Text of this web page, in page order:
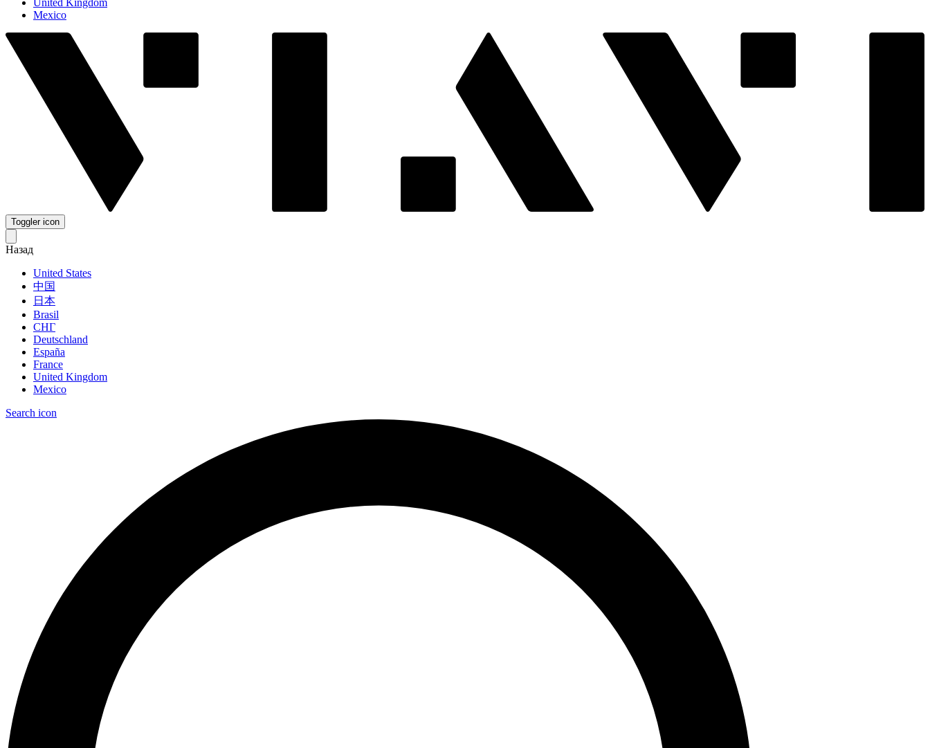
United Kingdom
Mexico
Toggler icon
Назад
United States
中国
日本
Brasil
СНГ
Deutschland
España
France
United Kingdom
Mexico
Search icon